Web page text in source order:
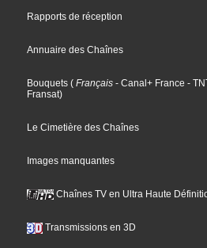
Rapports de réception
Annuaire des Chaînes
Bouquets ( Français - Canal+ France -
Fransat)
Le Cimetière des Chaînes
Images manquantes
Chaînes TV en Ultra Haute
Transmissions en 3D